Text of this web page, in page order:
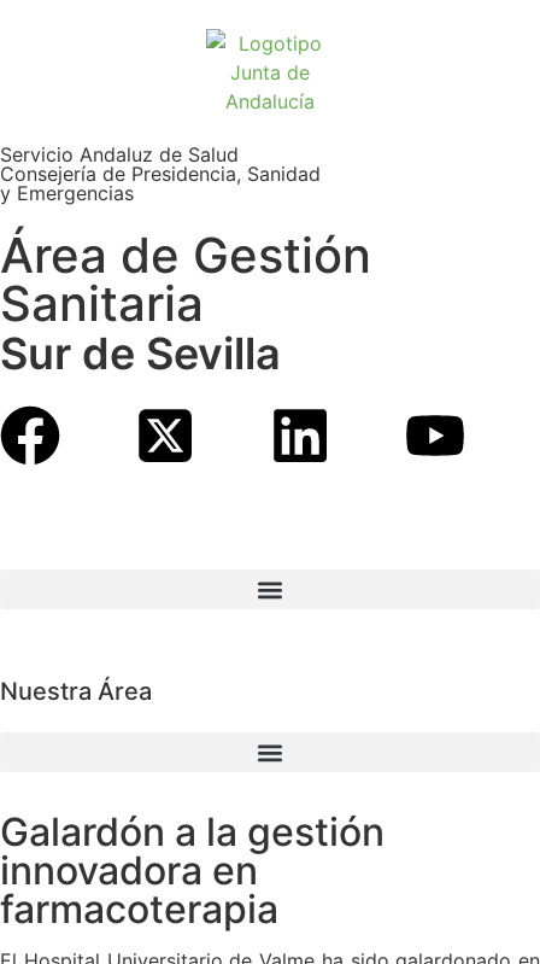
Servicio Andaluz de Salud
Consejería de Presidencia, Sanidad
y Emergencias
Área de Gestión
Sanitaria
Sur de Sevilla
Nuestra Área
Galardón a la gestión
innovadora en
farmacoterapia